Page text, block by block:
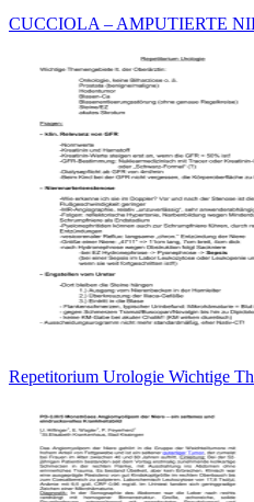
CUCCIOLA – AMPUTIERTE
Repetitorium Urologie Wichtige